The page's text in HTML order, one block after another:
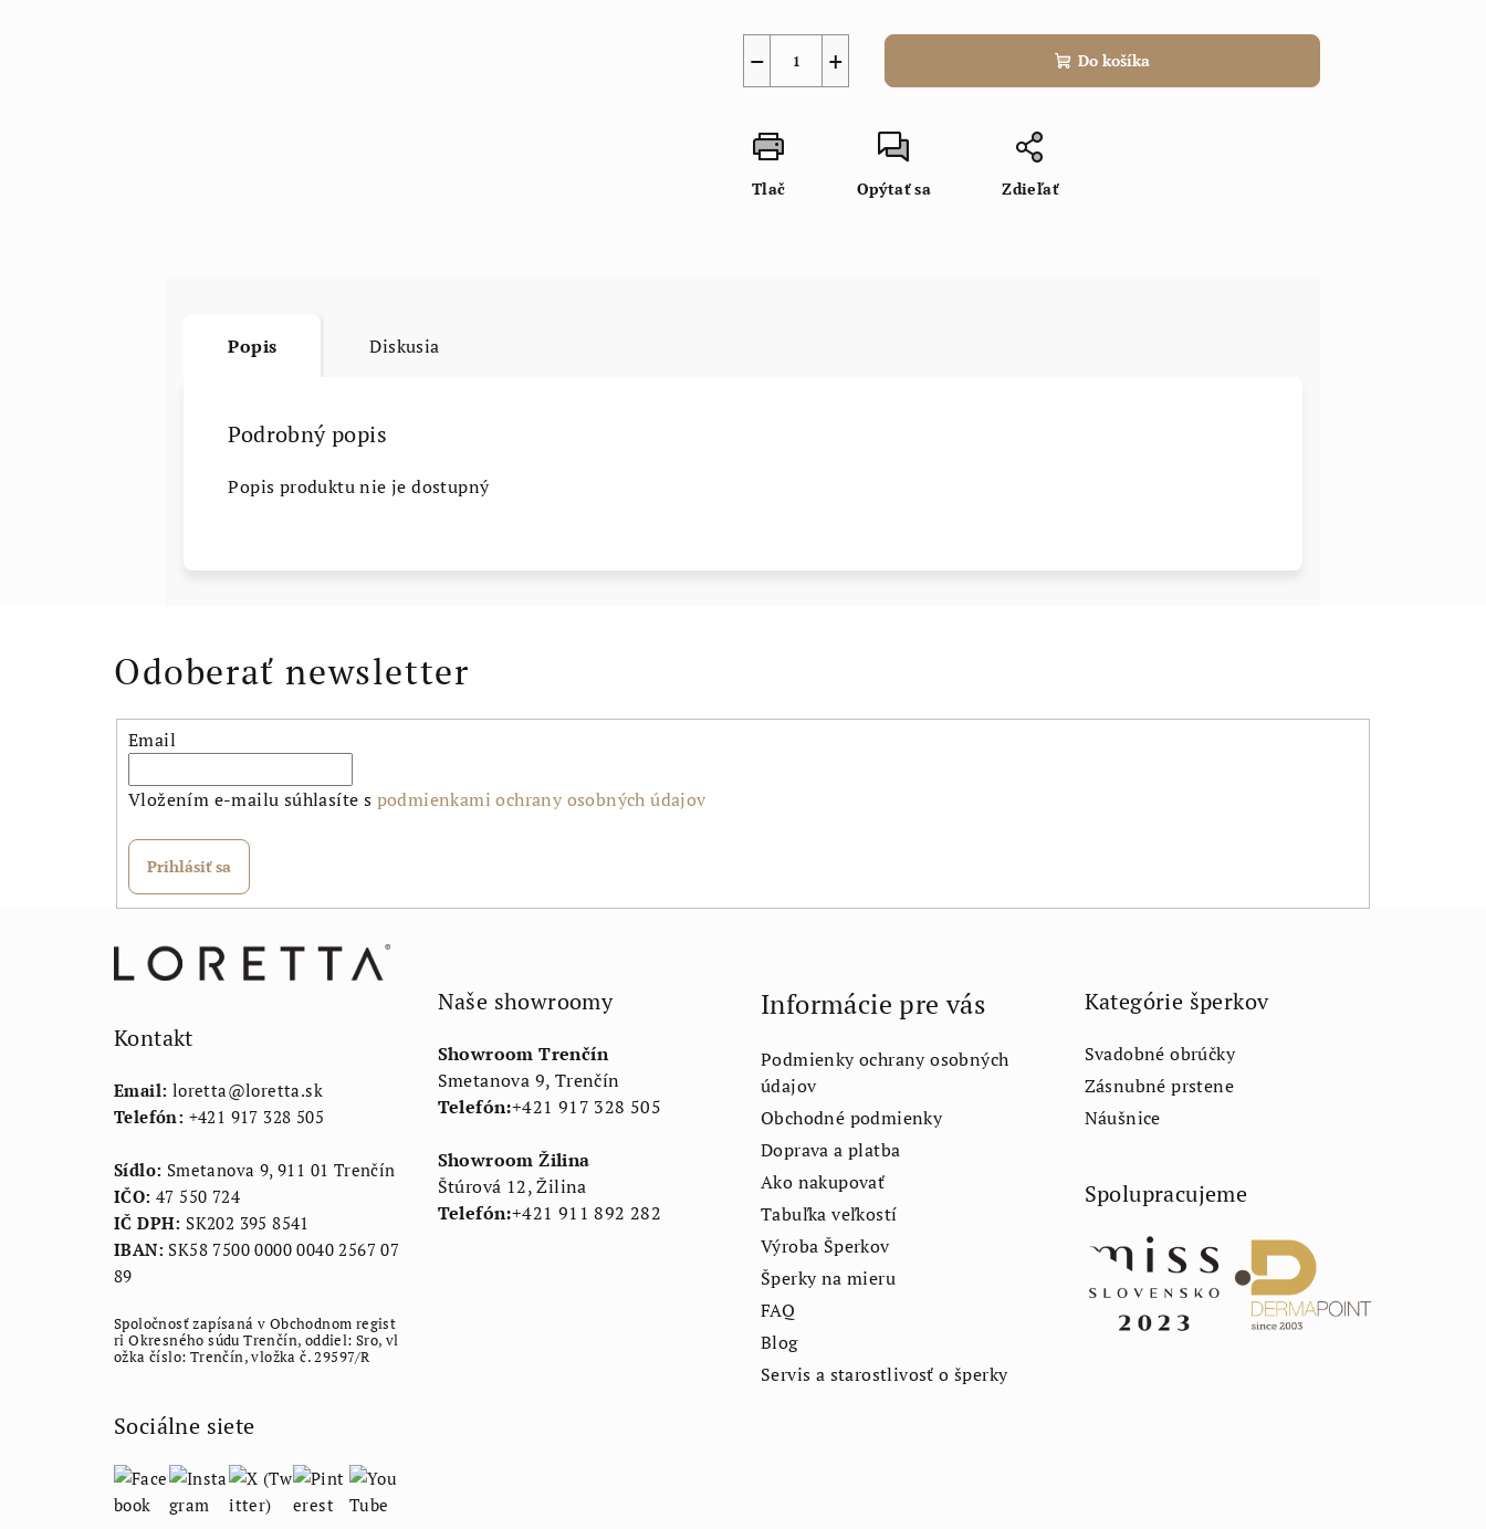
+
− Do košíka
Tlač Opýtať sa Zdieľať
Popis Diskusia
Podrobný popis
Popis produktu nie je dostupný
Odoberať newsletter
Email
Vložením e-mailu súhlasíte s podmienkami ochrany osobných údajov
Prihlásiť sa
Kontakt
Email: loretta@loretta.sk
Telefón: +421 917 328 505
Sídlo: Smetanova 9, 911 01 Trenčín
IČO: 47 550 724
IČ DPH: SK202 395 8541
IBAN: SK58 7500 0000 0040 2567 07
89
Spoločnosť zapísaná v Obchodnom regist
ri Okresného súdu Trenčín, oddiel: Sro, vl
ožka číslo: Trenčín, vložka č. 29597/R
Sociálne siete
Naše showroomy
Showroom Trenčín
Smetanova 9, Trenčín
Telefón:+421 917 328 505
Showroom Žilina
Štúrová 12, Žilina
Telefón:+421 911 892 282
Informácie pre vás
Podmienky ochrany osobných
údajov
Obchodné podmienky
Doprava a platba
Ako nakupovať
Tabuľka veľkostí
Výroba Šperkov
Šperky na mieru
FAQ
Blog
Servis a starostlivosť o šperky
Kategórie šperkov
Svadobné obrúčky
Zásnubné prstene
Náušnice
Spolupracujeme